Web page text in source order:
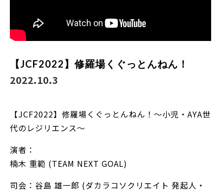
【JCF2022】修羅場くぐっとんねん！
2022.10.3
【JCF2022】修羅場くぐっとんねん！～小児・AYA世
代のレジリエンス～
演者：
楠木 重範 (TEAM NEXT GOAL)
司会：谷島 雄一郎 (ダカラコソクリエイト 発起人・